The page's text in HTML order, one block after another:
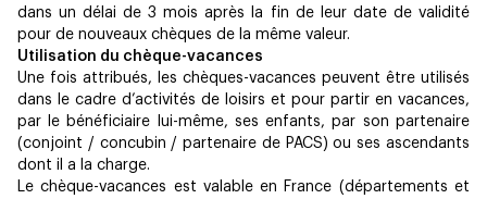
dans un délai de 3 mois après la fin de leur date de validité
pour de nouveaux chèques de la même valeur.
Utilisation du chèque-vacances
Une fois attribués, les chèques-vacances peuvent être utilisés
dans le cadre d’activités de loisirs et pour partir en vacances,
par le bénéficiaire lui-même, ses enfants, par son partenaire
(conjoint / concubin / partenaire de PACS) ou ses ascendants
dont il a la charge.
Le chèque-vacances est valable en France (départements et